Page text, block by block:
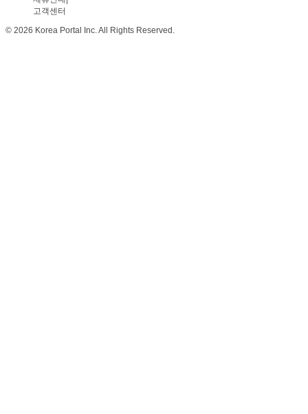
고객센터
© 2026 Korea Portal Inc. All Rights Reserved.